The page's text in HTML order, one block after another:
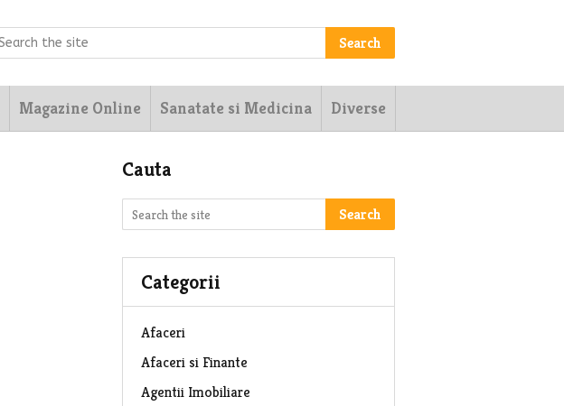
Search
Magazine Online Sanatate si Medicina Diverse
Cauta
Search
Categorii
Afaceri
Afaceri si Finante
Agentii Imobiliare